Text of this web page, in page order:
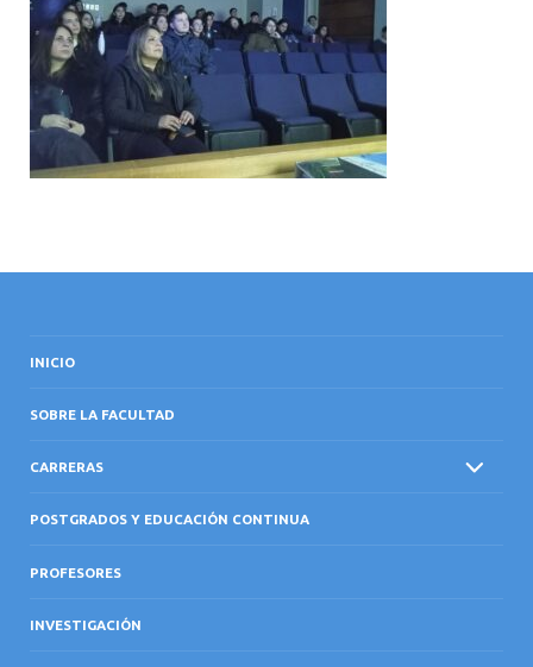
INICIO
SOBRE LA FACULTAD
CARRERAS
POSTGRADOS Y EDUCACIÓN CONTINUA
PROFESORES
INVESTIGACIÓN